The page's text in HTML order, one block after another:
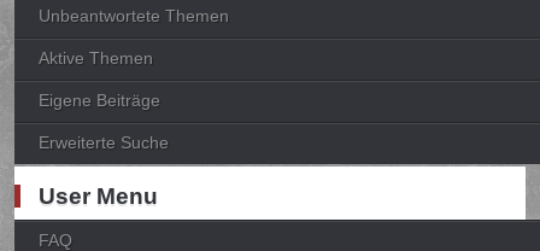
Unbeantwortete Themen
Aktive Themen
Eigene Beiträge
Erweiterte Suche
User Menu
FAQ